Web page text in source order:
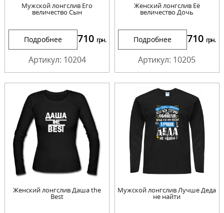
Мужской лонгслив Его
величество Сын
Подробнее 710 грн.
Артикул: 10204
Женский лонгслив Её
величество Дочь
Подробнее 710 грн.
Артикул: 10205
Женский лонгслив Даша the
Best
Мужской лонгслив Лучше Деда
не найти